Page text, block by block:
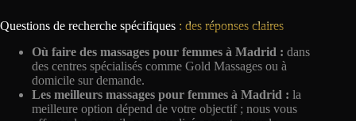
Questions de recherche spécifiques : des réponses claires
Où faire des massages pour femmes à Madrid : dans
des centres spécialisés comme Gold Massages ou à
domicile sur demande.
Les meilleurs massages pour femmes à Madrid : la
meilleure option dépend de votre objectif ; nous vous